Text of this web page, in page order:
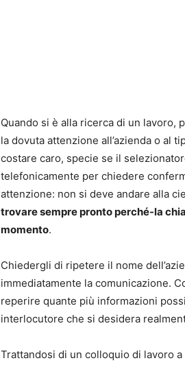
Quando si è alla ricerca di un lavoro,
la dovuta attenzione all’azienda o al
costare caro, specie se il
telefonicamente per chiedere
attenzione: non si deve andare alla
trovare sempre pronto perché-la
momento.
Chiedergli di ripetere il nome
immediatamente la comunicazione.
reperire quante più informazioni
interlocutore che si desidera
Trattandosi di un colloquio di lavoro